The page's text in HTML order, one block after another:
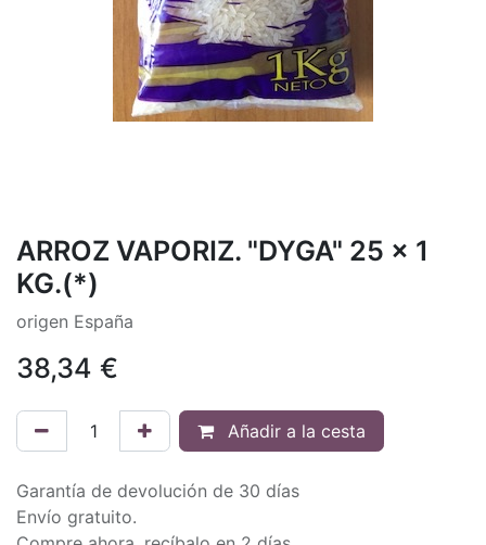
ARROZ VAPORIZ. "DYGA" 25 x 1
KG.(*)
origen España
38,34 €
Añadir a la cesta
Garantía de devolución de 30 días
Envío gratuito.